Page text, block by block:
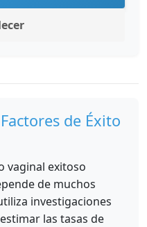
de Éxito
vaginal exitoso
de muchos
investigaciones
las tasas de